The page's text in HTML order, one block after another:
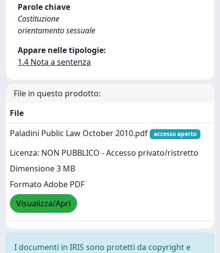
Parole chiave
Costituzione
orientamento sessuale
Appare nelle tipologie:
1.4 Nota a sentenza
File in questo prodotto:
File
Paladini Public Law October 2010.pdf
accesso aperto
Licenza: NON PUBBLICO - Accesso privato/ristretto
Dimensione 3 MB
Formato Adobe PDF
Visualizza/Apri
I documenti in IRIS sono protetti da copyright e